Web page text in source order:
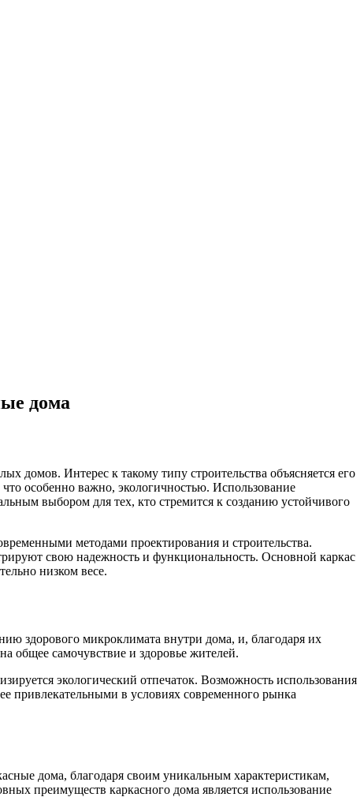
дома
домов. Интерес к такому типу строительства объясняется его
особенно важно, экологичностью. Использование
выбором для тех, кто стремится к созданию устойчивого
методами проектирования и строительства.
свою надежность и функциональность. Основной каркас
низком весе.
здорового микроклимата внутри дома, и, благодаря их
общее самочувствие и здоровье жителей.
экологический отпечаток. Возможность использования
привлекательными в условиях современного рынка
дома, благодаря своим уникальным характеристикам,
преимуществ каркасного дома является использование